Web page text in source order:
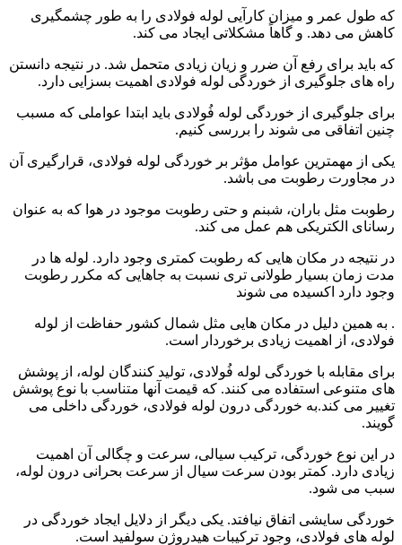
که طول عمر و میزان کارآیی لوله فولادی را به طور چشمگیری
کاهش می دهد. و گاهاً مشکلاتی ایجاد می کند.
که باید برای رفع آن ضرر و زیان زیادی متحمل شد. در نتیجه دانستن
راه های جلوگیری از خوردگی لوله فولادی اهمیت بسزایی دارد.
برای جلوگیری از خوردگی لوله فُولادی باید ابتدا عواملی که مسبب
چنین اتفاقی می شوند را بررسی کنیم.
یکی از مهمترین عوامل مؤثر بر خوردگی لوله فولادی، قرارگیری آن
در مجاورت رطوبت می باشد.
رطوبت مثل باران، شبنم و حتی رطوبت موجود در هوا که به عنوان
رسانای الکتریکی هم عمل می کند.
در نتیجه در مکان هایی که رطوبت کمتری وجود دارد. لوله ها در
مدت زمان بسیار طولانی تری نسبت به جاهایی که مکرر رطوبت
وجود دارد اکسیده می شوند
. به همین دلیل در مکان هایی مثل شمال کشور حفاظت از لوله
فولادی، از اهمیت زیادی برخوردار است.
برای مقابله با خوردگی لوله فُولادی، تولید کنندگان لوله، از پوشش
های متنوعی استفاده می کنند. که قیمت آنها متناسب با نوع پوشش
تغییر می کند.به خوردگی درون لوله فولادی، خوردگی داخلی می
گویند.
در این نوع خوردگی، ترکیب سیالی، سرعت و چگالی آن اهمیت
زیادی دارد. کمتر بودن سرعت سیال از سرعت بحرانی درون لوله،
سبب می شود.
خوردگی سایشی اتفاق نیافتد. یکی دیگر از دلایل ایجاد خوردگی در
لوله های فولادی، وجود ترکیبات هیدروژن سولفید است.